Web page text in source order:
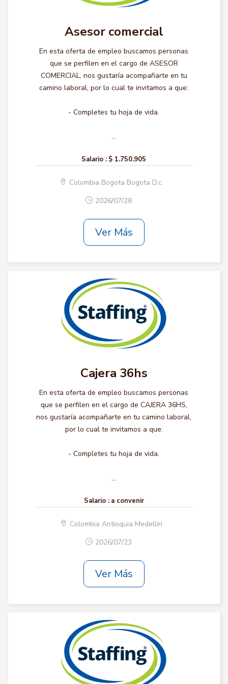
Asesor comercial
En esta oferta de empleo buscamos personas
que se perfilen en el cargo de ASESOR
COMERCIAL, nos gustaría acompañarte en tu
camino laboral, por lo cual te invitamos a que:
- Completes tu hoja de vida.
...
Salario : $ 1.750.905
Colombia Bogota Bogota D.c.
2026/07/28
Ver Más
Cajera 36hs
En esta oferta de empleo buscamos personas
que se perfilen en el cargo de CAJERA 36HS,
nos gustaría acompañarte en tu camino laboral,
por lo cual te invitamos a que:
- Completes tu hoja de vida.
...
Salario : a convenir
Colombia Antioquia Medellin
2026/07/23
Ver Más